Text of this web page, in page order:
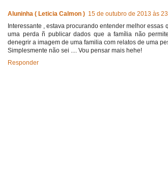
Aluninha ( Leticia Calmon ) 15 de outubro de 2013 às
Interessante , estava procurando entender melhor essas
uma perda ñ publicar dados que a família não
denegrir a imagem de uma familia com relatos de uma
Simplesmente não sei .... Vou pensar mais hehe!
Responder